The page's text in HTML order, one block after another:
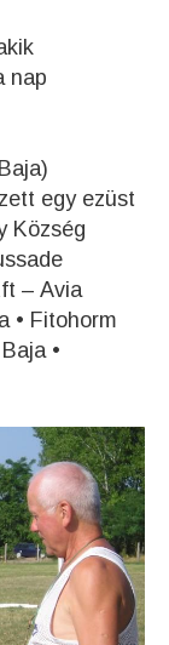
nap
egy ezüst
Község
– Avia
• Fitohorm
•